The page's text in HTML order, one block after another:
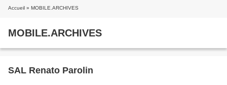
Accueil » MOBILE.ARCHIVES
MOBILE.ARCHIVES
SAL Renato Parolin